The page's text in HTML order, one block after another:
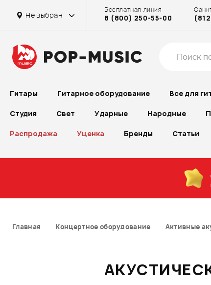
Не выбран
Бесплатная линия
8 (800) 250-55-00
Гитары Гитарное оборудование Все для
Студия Свет Ударные Народные
Распродажа Уценка Бренды Статьи
Главная Концертное оборудование Активные
на Проспекте Большевиков